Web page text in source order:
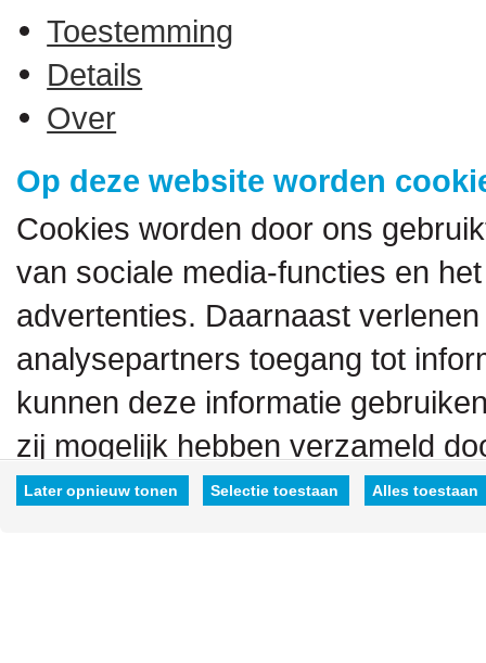
Toestemming
Details
Over
Op deze website worden
Cookies worden door ons
van sociale media-functies en
advertenties. Daarnaast
analysepartners toegang tot
kunnen deze informatie
zij mogelijk hebben verzameld
hen hebt verstrekt.
Later opnieuw tonen Selectie toestaan Alles toestaan